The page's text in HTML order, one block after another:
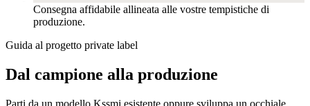
Consegna affidabile allineata alle vostre tempistiche di
produzione.
Guida al progetto private label
Dal campione alla produzione
Parti da un modello Kssmi esistente oppure sviluppa un occhiale